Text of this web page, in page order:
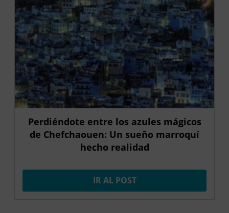
Perdiéndote entre los azules mágicos
de Chefchaouen: Un sueño marroquí
hecho realidad
IR AL POST